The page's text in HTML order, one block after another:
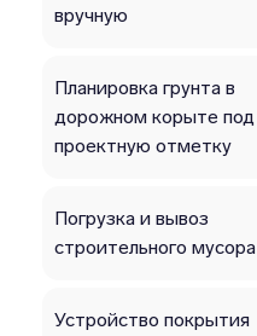
вручную
Планировка грунта в
дорожном корыте под
проектную отметку
Погрузка и вывоз
строительного мусора
Устройство покрытия